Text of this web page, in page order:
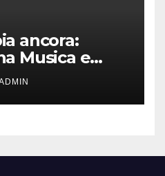
ancora:
Musica e